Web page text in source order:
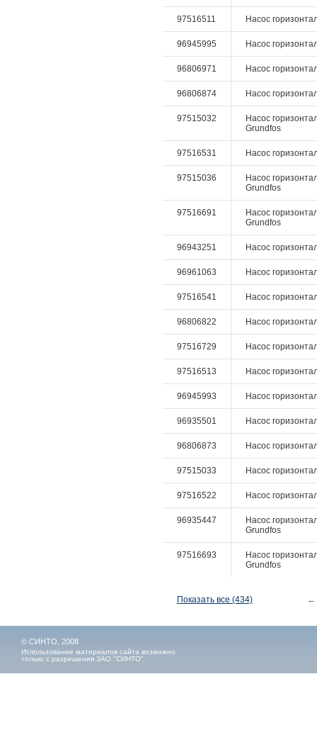
97516511 Насос
96945995 Насос
96806971 Насос
96806874 Насос
97515032
Насос
Grundfos
97516531 Насос
97515036
Насос
Grundfos
97516691
Насос
Grundfos
96943251 Насос
96961063 Насос
97516541 Насос
96806822 Насос
97516729 Насос
97516513 Насос
96945993 Насос
96935501 Насос
96806873 Насос
97515033 Насос
97516522 Насос
96935447
Насос
Grundfos
97516693
Насос
Grundfos
Показать все (434) ←
© СИНТО, 2008
Использование материалов сайта возможно
только с разрешения ЗАО "СИНТО"